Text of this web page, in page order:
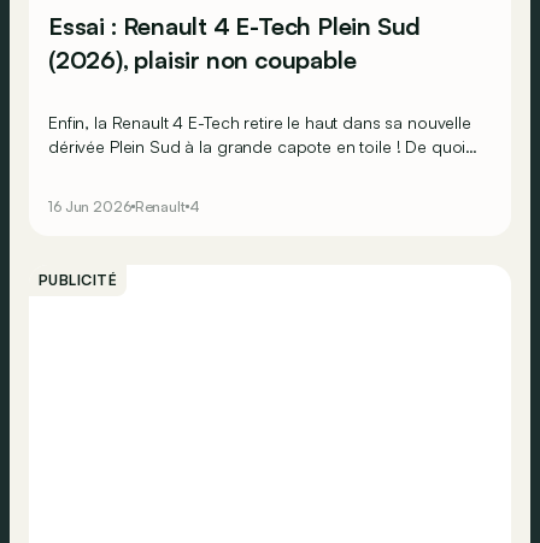
Essai : Renault 4 E-Tech Plein Sud
(2026), plaisir non coupable
Enfin, la Renault 4 E-Tech retire le haut dans sa nouvelle
dérivée Plein Sud à la grande capote en toile ! De quoi
16 Jun 2026 Renault 4
PUBLICITÉ